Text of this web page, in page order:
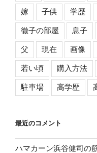
嫁 子供 学歴
徹子の部屋 息子
父 現在 画像
若い頃 購入方法
駐車場 高学歴
最近のコメント
ハマカーン浜谷健司の